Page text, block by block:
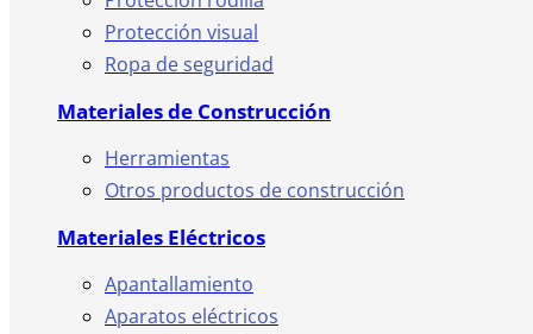
Protección visual
Ropa de seguridad
Materiales de Construcción
Herramientas
Otros productos de construcción
Materiales Eléctricos
Apantallamiento
Aparatos eléctricos